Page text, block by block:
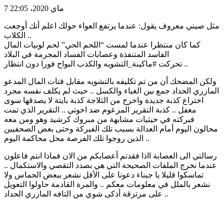
7 ماي 2020، 22:05
مثل صيني معروف يقول: عندما يرتفع العواء حولك اعلم أنك أوجعت
الكلاب ..
كما كان منتظرا عندما لمست “اللحم الحي” لحم لوبيات المال
الفاسد المتنفذة وعصابات الفساد المجرمة في البلاد
تحركت #ماكينة_التشويه والكذب البواح فورا دون انتظار ..
ولكن المضحك أن من تم تكليفه بالتشويه مقابل فتات المال المدعو
المازري الحداد جمع بين الغباء والكسل .. حيث لم يكلف نفسه مجرد
اختراع كذبة جديدة واخرج من الثلاجة كذبة بايتة لا يصدقها سوى
مغفل .. كذبة التقرير المزعوم ضد اخوتي .. التقرير الذي تمت
فبركته في حيثيات مشابهة من مبروك كرشيد وهو ومن معه
محالون اليوم أمام العدالة بسبب تلك الفبركة وحتى بعض الصحفيين
الذين روجوا تلك الفرصة محل محاكمة اليوم ..
رسالتي الى العصابة ااذا فقدتم أعصابكم من الان فماذا انتم فاعلون
عندما نخرج الملفات الصحيحة التي هي بصدد التقصي والاستكمال ..
تماسكوا قليلا يا جبناء دعونا على الأقل نشعر ببعض الحماس ولا
نشعر بالملل في معلومات معكم .. والمرة القادمة حاولوا التعويل
على مرتزقة أذكى شوي من التافه المازري الحداد ..